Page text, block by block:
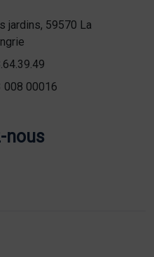
jardins, 59570 La
008 00016
nous